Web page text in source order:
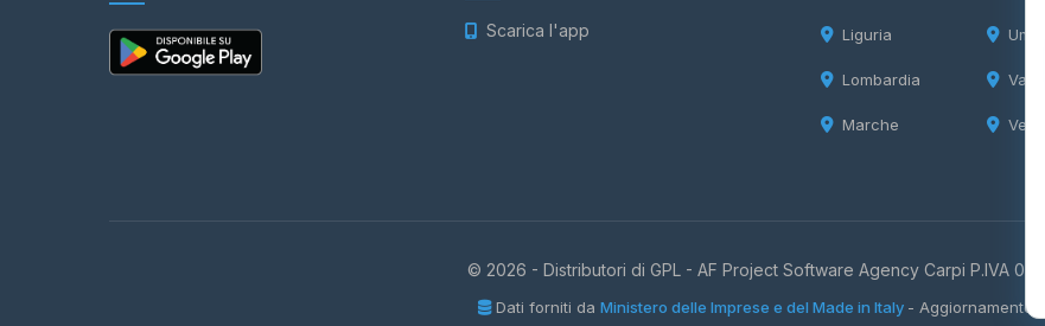
Scarica l'app Liguria
Lombardia
Marche
Valle
© 2026 - Distributori di GPL - AF Project Software Agency Carpi P.IVA
Dati forniti da Ministero delle Imprese e del Made in Italy - Aggiornamento